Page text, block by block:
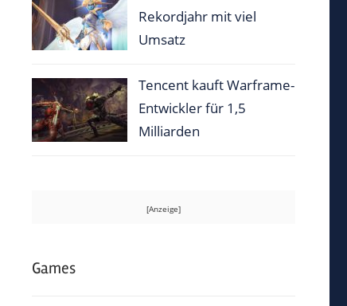
Rekordjahr mit viel
Umsatz
Tencent kauft Warframe-
Entwickler für 1,5
Milliarden
Games